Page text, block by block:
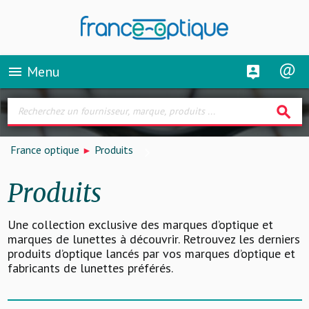
menu Menu
search
France optique Produits
Produits
Une collection exclusive des marques d’optique et
marques de lunettes à découvrir. Retrouvez les derniers
produits d’optique lancés par vos marques d’optique et
fabricants de lunettes préférés.